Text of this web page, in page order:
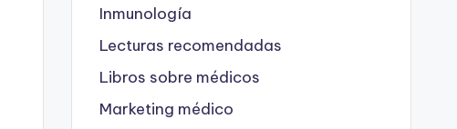
Inmunología
Lecturas recomendadas
Libros sobre médicos
Marketing médico